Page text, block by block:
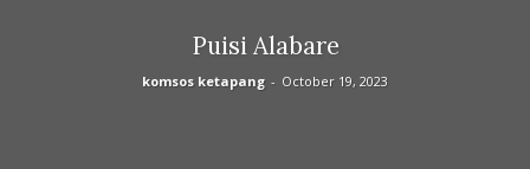
Puisi Alabare
komsos ketapang - October 19, 2023